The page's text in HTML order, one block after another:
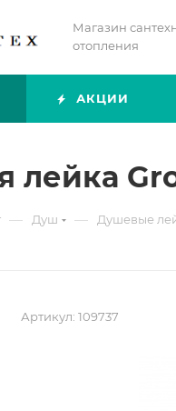
Магазин
отопления
АКЦИИ
лейка
— Душ — Душевые
Артикул: 109737